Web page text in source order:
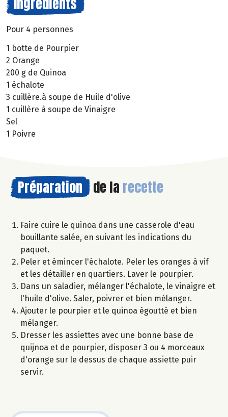
Pour 4 personnes
1 botte de Pourpier
2 Orange
200 g de Quinoa
1 échalote
3 cuillère.à soupe de Huile d'olive
1 cuillère à soupe de Vinaigre
Sel
1 Poivre
Préparation de la recette
Faire cuire le quinoa dans une casserole d'eau
bouillante salée, en suivant les indications du
paquet.
Peler et émincer l'échalote. Peler les oranges à vif
et les détailler en quartiers. Laver le pourpier.
Dans un saladier, mélanger l'échalote, le vinaigre et
l'huile d'olive. Saler, poivrer et bien mélanger.
Ajouter le pourpier et le quinoa égoutté et bien
mélanger.
Dresser les assiettes avec une bonne base de
quijnoa et de pourpier, disposer 3 ou 4 morceaux
d'orange sur le dessus de chaque assiette puir
servir.